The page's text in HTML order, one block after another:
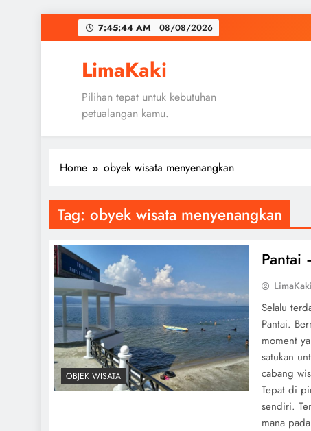
to
7:45:45 AM 08/08/2026
LimaKaki
Pilihan tepat untuk kebutuhan
petualangan kamu.
Home obyek wisata menyenangkan
Tag: obyek wisata menyenangkan
OBJEK WISATA
Pantai
LimaKaki
Selalu
Pantai.
moment
satukan
cabang
Tepat di
sendiri.
mana